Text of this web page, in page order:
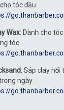
tóc dầu
Wax: Dành cho
tóc
: Sáp clay nổi
ngày